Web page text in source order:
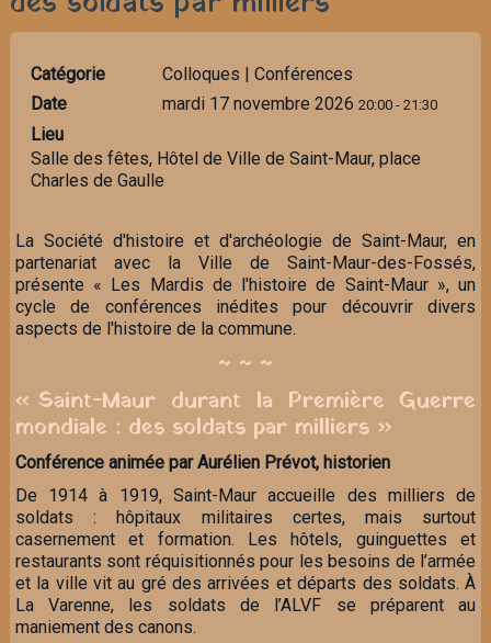
Catégorie
Colloques | Conférences
Date
mardi 17 novembre 2026 20:00- 21:30
Lieu
Salle des fêtes, Hôtel de Ville de Saint-Maur, place
Charles de Gaulle
La Société d'histoire et d'archéologie de Saint-Maur, en
partenariat avec la Ville de Saint-Maur-des-Fossés,
présente « Les Mardis de l'histoire de Saint-Maur », un
cycle de conférences inédites pour découvrir divers
aspects de l'histoire de la commune.
~ ~ ~
« Saint-Maur durant la Première Guerre
mondiale : des soldats par milliers »
Conférence animée par Aurélien Prévot, historien
De 1914 à 1919, Saint-Maur accueille des milliers de
soldats : hôpitaux militaires certes, mais surtout
casernement et formation. Les hôtels, guinguettes et
restaurants sont réquisitionnés pour les besoins de l’armée
et la ville vit au gré des arrivées et départs des soldats. À
La Varenne, les soldats de l’ALVF se préparent au
maniement des canons.